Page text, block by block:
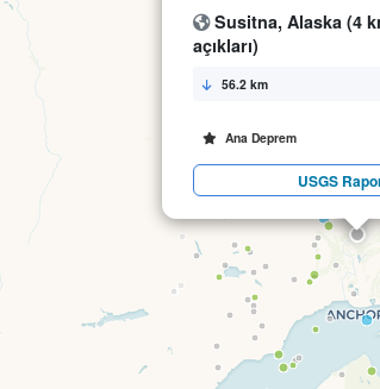
Susitna, Alaska (4
açıkları)
56.2 km
Ana Deprem
USGS